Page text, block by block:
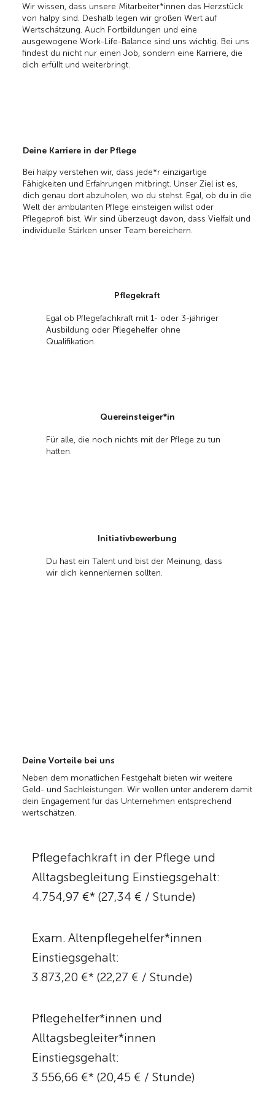
Wir wissen, dass unsere Mitarbeiter*innen das Herzstück
von halpy sind. Deshalb legen wir großen Wert auf
Wertschätzung. Auch Fortbildungen und eine
ausgewogene Work-Life-Balance sind uns wichtig. Bei uns
findest du nicht nur einen Job, sondern eine Karriere, die
dich erfüllt und weiterbringt.
Deine Karriere in der Pflege
Bei halpy verstehen wir, dass jede*r einzigartige
Fähigkeiten und Erfahrungen mitbringt. Unser Ziel ist es,
dich genau dort abzuholen, wo du stehst. Egal, ob du in die
Welt der ambulanten Pflege einsteigen willst oder
Pflegeprofi bist. Wir sind überzeugt davon, dass Vielfalt und
individuelle Stärken unser Team bereichern.
Pflegekraft
Egal ob Pflegefachkraft mit 1- oder 3-jähriger
Ausbildung oder Pflegehelfer ohne
Qualifikation.
Quereinsteiger*in
Für alle, die noch nichts mit der Pflege zu tun
hatten.
Initiativbewerbung
Du hast ein Talent und bist der Meinung, dass
wir dich kennenlernen sollten.
Deine Vorteile bei uns
Neben dem monatlichen Festgehalt bieten wir weitere
Geld- und Sachleistungen. Wir wollen unter anderem damit
dein Engagement für das Unternehmen entsprechend
wertschätzen.
Pflegefachkraft in der Pflege und
Alltagsbegleitung Einstiegsgehalt:
4.754,97 €* (27,34 € / Stunde)
Exam. Altenpflegehelfer*innen
Einstiegsgehalt:
3.873,20 €* (22,27 € / Stunde)
Pflegehelfer*innen und
Alltagsbegleiter*innen
Einstiegsgehalt:
3.556,66 €* (20,45 € / Stunde)